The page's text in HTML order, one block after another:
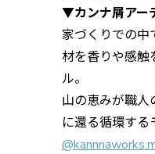
▼カンナ屑アー
家づくりでの中
材を香りや感触
ル。
山の恵みが職人
に還る循環する